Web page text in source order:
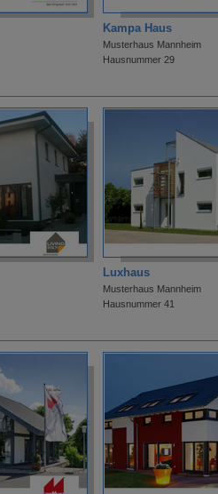
Kampa Haus
Musterhaus Mannheim
Hausnummer 29
Luxhaus
Musterhaus Mannheim
Hausnummer 41